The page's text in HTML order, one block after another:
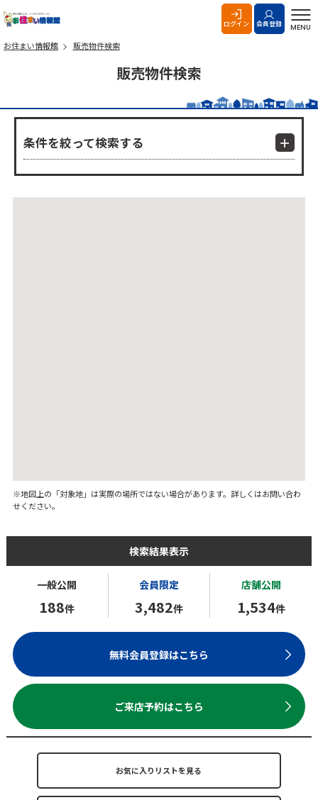
ログイン 会員登録 MENU
お住まい情報館 販売物件検索
販売物件検索
条件を絞って検索する
※地図上の「対象地」は実際の場所ではない場合があります。詳しくはお問い合わ
せください。
検索結果表示
一般公開
188件
会員限定
3,482件
店舗公開
1,534件
無料会員登録はこちら
ご来店予約はこちら
お気に入りリストを見る